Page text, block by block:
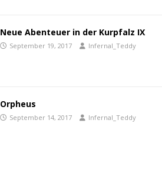
Neue Abenteuer in der Kurpfalz IX
September 19, 2017 Infernal_Teddy
Orpheus
September 14, 2017 Infernal_Teddy